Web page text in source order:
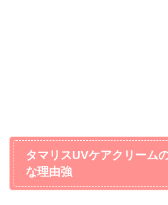
タマリスUVケアクリーム
な理由強